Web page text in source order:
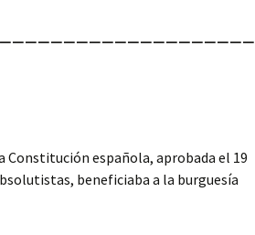
Constitución española, aprobada el 19
beneficiaba a la burguesía